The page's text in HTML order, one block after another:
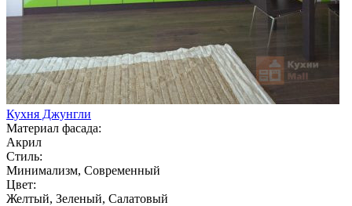
Кухня Джунгли
Материал фасада:
Акрил
Стиль:
Минимализм, Современный
Цвет:
Желтый, Зеленый, Салатовый